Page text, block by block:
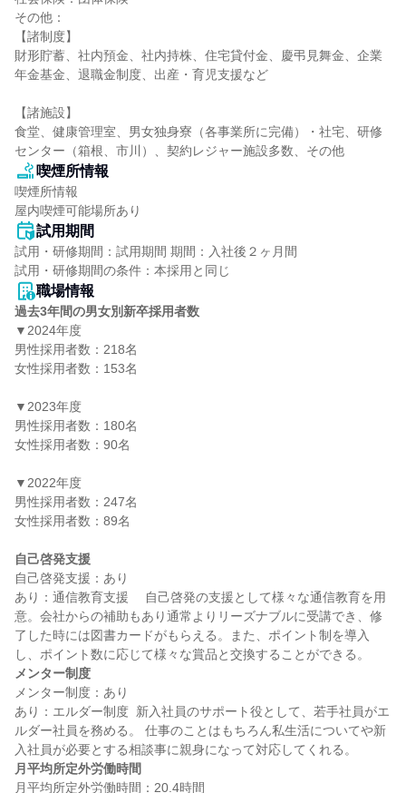
その他：
【諸制度】
財形貯蓄、社内預金、社内持株、住宅貸付金、慶弔見舞金、企業
年金基金、退職金制度、出産・育児支援など
【諸施設】
食堂、健康管理室、男女独身寮（各事業所に完備）・社宅、研修
センター（箱根、市川）、契約レジャー施設多数、その他
喫煙所情報
喫煙所情報
屋内喫煙可能場所あり
試用期間
試用・研修期間：試用期間 期間：入社後２ヶ月間
職場情報
過去3年間の男女別新卒採用者数
▼2024年度
男性採用者数：218名
女性採用者数：153名
▼2023年度
男性採用者数：180名
女性採用者数：90名
▼2022年度
男性採用者数：247名
女性採用者数：89名
自己啓発支援
自己啓発支援：あり
あり：通信教育支援　 自己啓発の支援として様々な通信教育を用
意。会社からの補助もあり通常よりリーズナブルに受講でき、修
了した時には図書カードがもらえる。また、ポイント制を導入
メンター制度
メンター制度：あり
あり：エルダー制度  新入社員のサポート役として、若手社員がエ
ルダー社員を務める。 仕事のことはもちろん私生活についてや新
月平均所定外労働時間